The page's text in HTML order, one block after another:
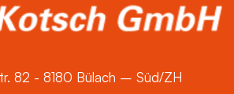
82 - 8180 Bülach – Süd/ZH